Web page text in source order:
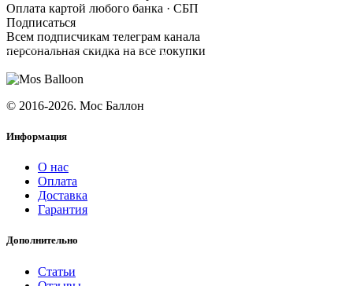
Оплата картой любого банка · СБП
Подписаться
Всем подписчикам телеграм канала
персональная скидка на все покупки
© 2016-2026. Мос Баллон
Информация
О нас
Оплата
Доставка
Гарантия
Дополнительно
Статьи